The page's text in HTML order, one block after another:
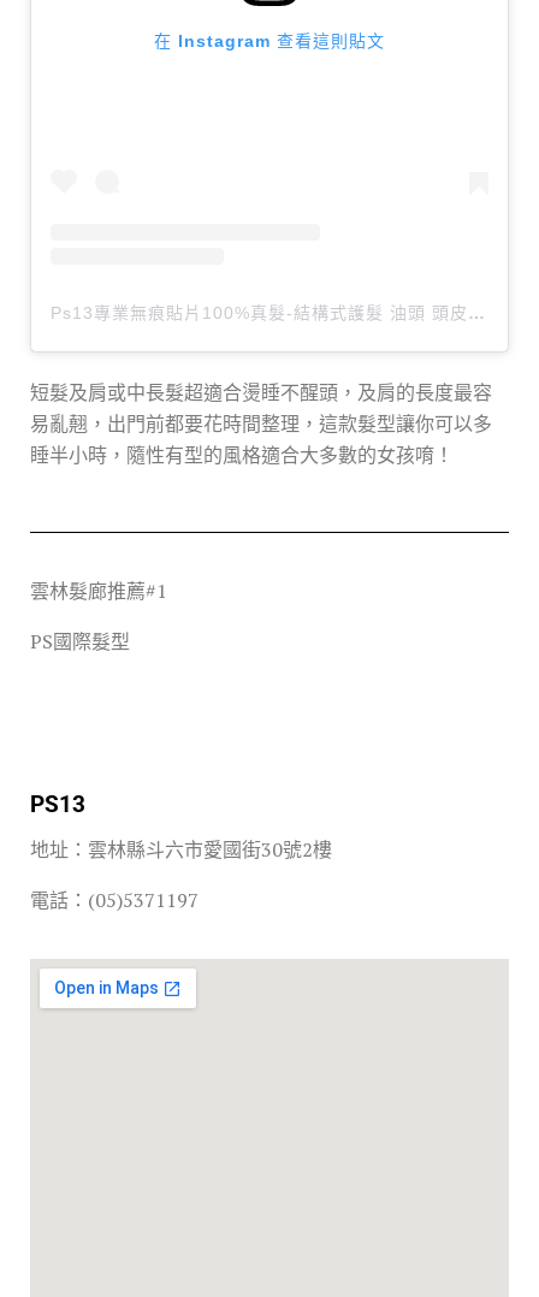
在 Instagram 查看這則貼文
Ps13專業無痕貼片100%真髮-結構式護髮 油頭 頭皮養護（@ps135371197）分享的貼文
短髮及肩或中長髮超適合燙睡不醒頭，及肩的長度最容
易亂翹，出門前都要花時間整理，這款髮型讓你可以多
睡半小時，隨性有型的風格適合大多數的女孩唷！
雲林髮廊推薦#1
PS國際髮型
PS13
地址：雲林縣斗六市愛國街30號2樓
電話：(05)5371197